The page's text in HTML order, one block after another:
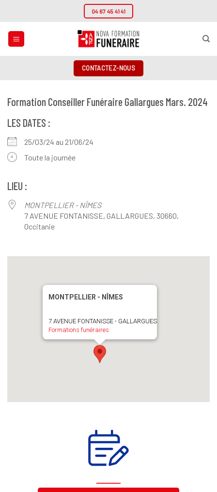
contenu
04 67 45 41 41
CONTACTEZ-NOUS
Formation Conseiller Funéraire Gallargues Mars. 2024
LES DATES :
25/03/24 au 21/06/24
Toute la journée
LIEU :
MONTPELLIER - NÎMES
7 AVENUE FONTANISSE, GALLARGUES, 30660,
Occitanie
MONTPELLIER - NÎMES
7 AVENUE FONTANISSE - GALLARGUES
Formations funéraires